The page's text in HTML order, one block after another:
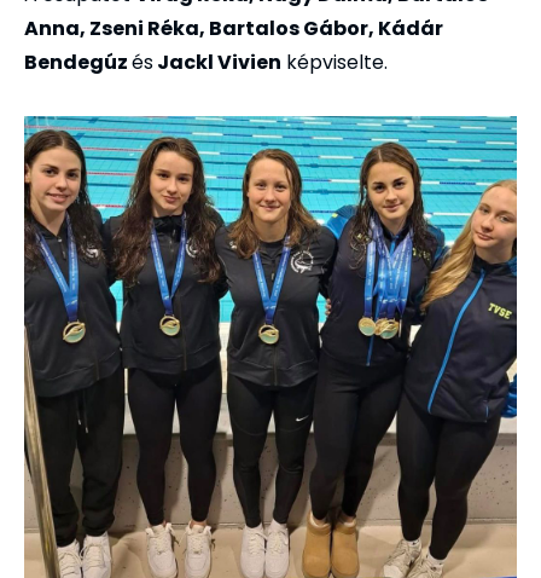
Anna, Zseni Réka, Bartalos Gábor, Kádár
BendegúzésJackl Vivien képviselte.